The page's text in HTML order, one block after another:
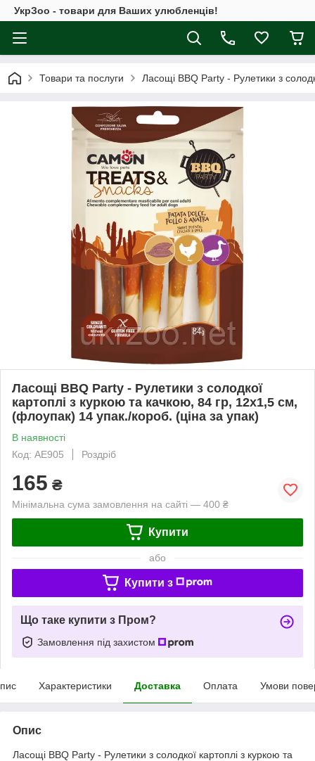
УкрЗоо - товари для Ваших улюбленців!
Товари та послуги Ласощі BBQ Party - Рулетики з
Ласощі BBQ Party - Рулетики з солодкої
картоплі з куркою та качкою, 84 гр, 12x1,5 см,
(флоупак) 14 упак./короб. (ціна за упак)
В наявності
Код: AE905
Роздріб
165 ₴
Мінімальна сума замовлення на сайті — 400 ₴
Купити
або
Купити з
Що таке купити з Пром?
Замовлення під захистом
Характеристики Доставка Оплата Умови
Опис
Ласощі BBQ Party - Рулетики з солодкої картоплі з куркою та